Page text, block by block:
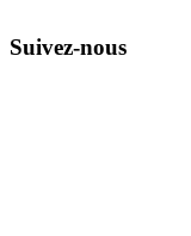
Suivez-nous